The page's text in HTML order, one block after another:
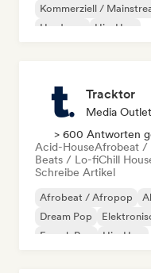
Kommerziell /
Hardcore
Hip-Hop
Tracktor
Media
> 600 Antworten
Acid-HouseAfrobeat /
Beats / Lo-fiChill
Schreibe Artikel
Afrobeat / Afropop
Dream Pop
French Pop
Hip-Hop